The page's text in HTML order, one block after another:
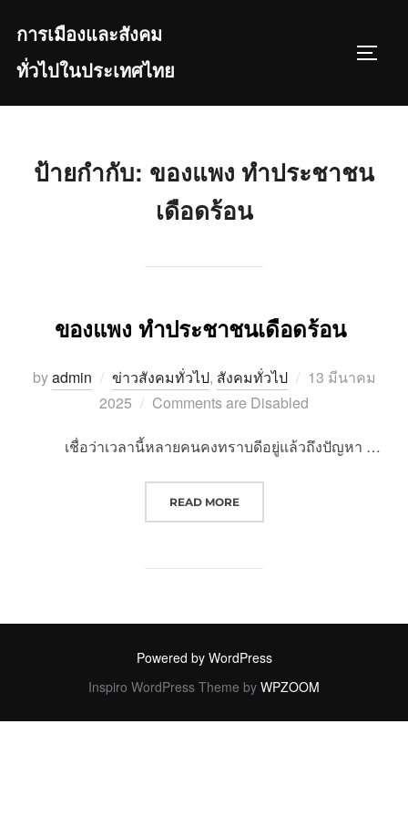
content
การเมืองและสังคม
ทั่วไปในประเทศไทย
ป้ายกำกับ: ของแพง ทำประชาชน
เดือดร้อน
ของแพง ทำประชาชนเดือดร้อน
byadmin ข่าวสังคมทั่วไป, สังคมทั่วไป
Posted
on
13 มีนาคม
2025
Comments are Disabled
เชื่อว่าเวลานี้หลายคนคงทราบดีอยู่แล้วถึงปัญหา …
READ MORE“ของแพง ทำประชาชนเดือดร้อน “
Powered by WordPress
Inspiro WordPress Theme by WPZOOM